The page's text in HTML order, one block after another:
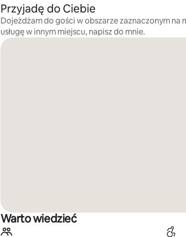
Przyjadę do Ciebie
Dojeżdżam do gości w obszarze zaznaczonym na
usługę w innym miejscu, napisz do mnie.
Warto wiedzieć